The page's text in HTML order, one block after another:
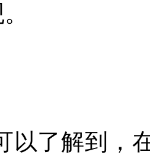
以了解到，